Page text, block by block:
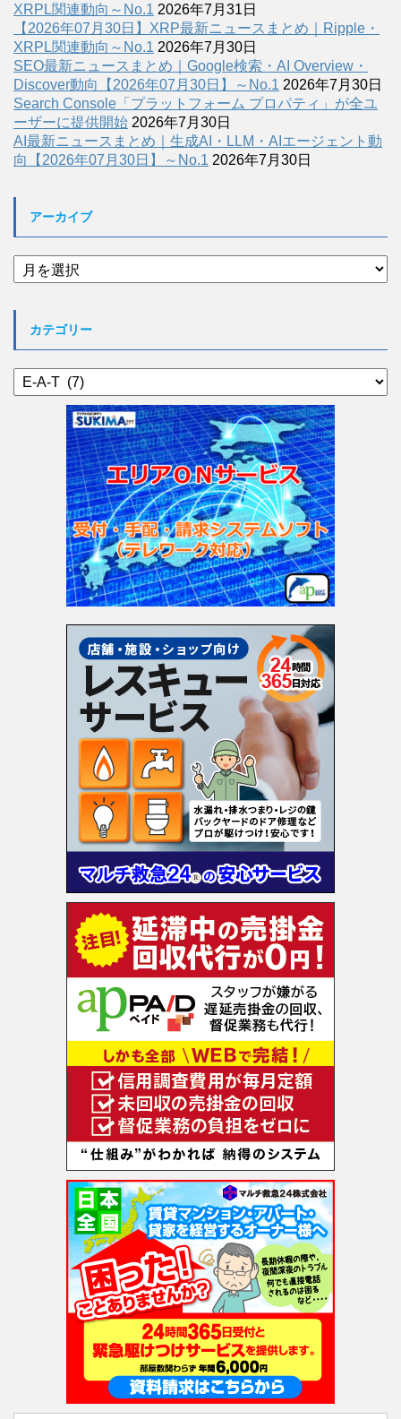
XRPL関連動向～No.1 2026年7月31日
【2026年07月30日】XRP最新ニュースまとめ｜Ripple・
XRPL関連動向～No.1 2026年7月30日
SEO最新ニュースまとめ｜Google検索・AI Overview・
Discover動向【2026年07月30日】～No.1 2026年7月30日
Search Console「プラットフォーム プロパティ」が全ユ
ーザーに提供開始 2026年7月30日
AI最新ニュースまとめ｜生成AI・LLM・AIエージェント動
向【2026年07月30日】～No.1 2026年7月30日
アーカイブ
ア
ー
カテゴリー
カ
テ